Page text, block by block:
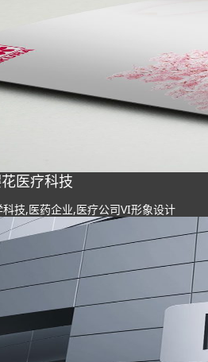
医疗科技
技,医药企业,医疗公司VI形象设计